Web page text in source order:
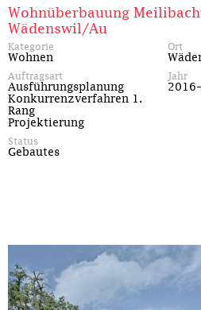
Wohnüberbauung
Wädenswil/Au
Kategorie
Wohnen
Ort
Auftragsart
Ausführungsplanung
Konkurrenzverfahren 1.
Rang
Projektierung
Jahr
Status
Gebautes